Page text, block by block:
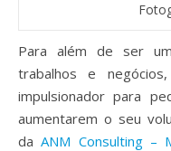
Para além de ser
trabalhos e
impulsionador para
aumentarem o seu
daANM Consulting –